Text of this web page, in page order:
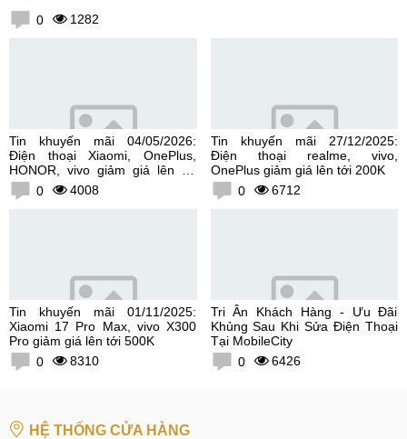
0 1282
Tin khuyến mãi 04/05/2026:
Điện thoại Xiaomi, OnePlus,
HONOR, vivo giảm giá lên tới
300K0 4008
Tin khuyến mãi 27/12/2025:
Điện thoại realme, vivo,
OnePlus giảm giá lên tới 200K
0
6712
Tin khuyến mãi 01/11/2025:
Xiaomi 17 Pro Max, vivo X300
Pro giảm giá lên tới 500K
0
8310
Tri Ân Khách Hàng - Ưu Đãi
Khủng Sau Khi Sửa Điện Thoại
Tại MobileCity
0
6426
HỆ THỐNG CỬA HÀNG